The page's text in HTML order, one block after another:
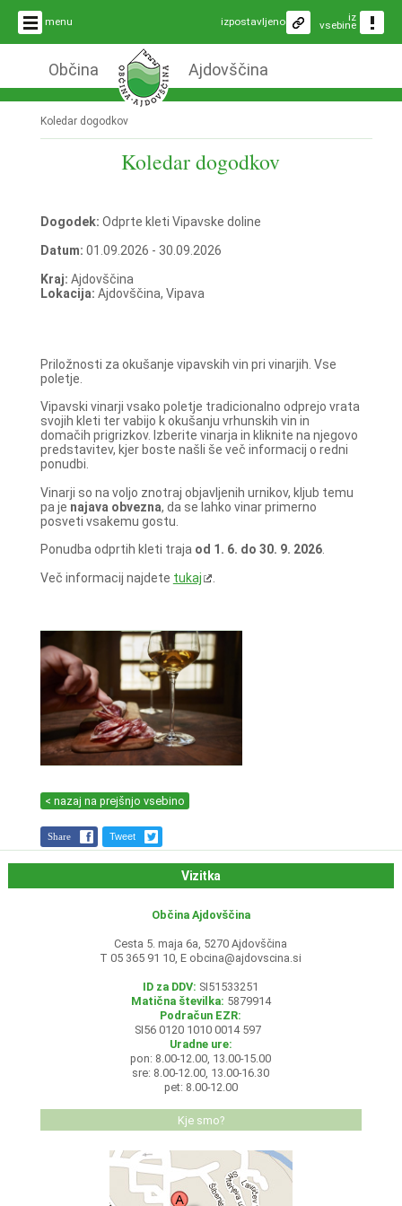
menu iz
vsebine
izpostavljeno
Občina Ajdovščina
Koledar dogodkov
Koledar dogodkov
Dogodek: Odprte kleti Vipavske doline
Datum: 01.09.2026 - 30.09.2026
Kraj: Ajdovščina
Lokacija: Ajdovščina, Vipava
Priložnosti za okušanje vipavskih vin pri vinarjih. Vse
poletje.
Vipavski vinarji vsako poletje tradicionalno odprejo vrata
svojih kleti ter vabijo k okušanju vrhunskih vin in
domačih prigrizkov. Izberite vinarja in kliknite na njegovo
predstavitev, kjer boste našli še več informacij o redni
ponudbi.
Vinarji so na voljo znotraj objavljenih urnikov, kljub temu
pa je najava obvezna, da se lahko vinar primerno
posveti vsakemu gostu.
Ponudba odprtih kleti traja od 1. 6. do 30. 9. 2026.
Več informacij najdete tukaj
< nazaj na prejšnjo vsebino
Share Tweet
Vizitka
Občina Ajdovščina
Cesta 5. maja 6a, 5270 Ajdovščina
T 05 365 91 10, E obcina@ajdovscina.si
ID za DDV: SI51533251
Matična številka: 5879914
Podračun EZR:
SI56 0120 1010 0014 597
Uradne ure:
pon: 8.00-12.00, 13.00-15.00
sre: 8.00-12.00, 13.00-16.30
pet: 8.00-12.00
Kje smo?